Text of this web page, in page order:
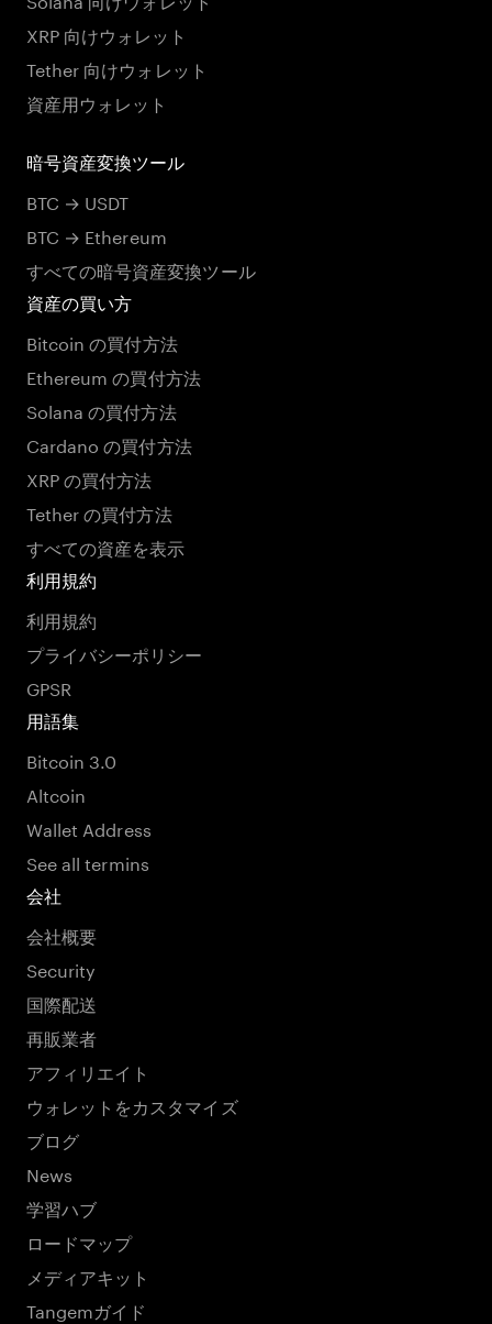
XRP 向けウォレット
Tether 向けウォレット
資産用ウォレット
暗号資産変換ツール
BTC → USDT
BTC → Ethereum
すべての暗号資産変換ツール
資産の買い方
Bitcoin の買付方法
Ethereum の買付方法
Solana の買付方法
Cardano の買付方法
XRP の買付方法
Tether の買付方法
すべての資産を表示
利用規約
利用規約
プライバシーポリシー
GPSR
用語集
Bitcoin 3.0
Altcoin
Wallet Address
See all termins
会社
会社概要
Security
国際配送
再販業者
アフィリエイト
ウォレットをカスタマイズ
ブログ
News
学習ハブ
ロードマップ
メディアキット
Tangemガイド